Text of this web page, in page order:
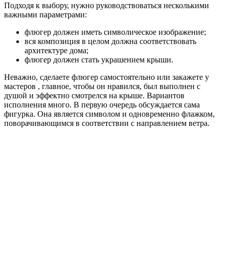
Подходя к выбору, нужно руководствоваться несколькими
важными параметрами:
флюгер должен иметь символическое изображение;
вся композиция в целом должна соответствовать
архитектуре дома;
флюгер должен стать украшением крыши.
Неважно, сделаете флюгер самостоятельно или закажете у
мастеров , главное, чтобы он нравился, был выполнен с
душой и эффектно смотрелся на крыше. Вариантов
исполнения много. В первую очередь обсуждается сама
фигурка. Она является символом и одновременно флажком,
поворачивающимся в соответствии с направлением ветра.